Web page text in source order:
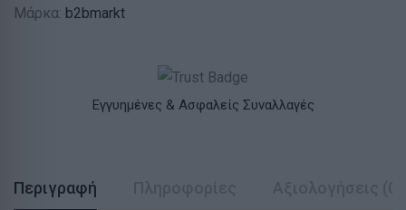
Μάρκα: b2bmarkt
Εγγυημένες & Ασφαλείς Συναλλαγές
Περιγραφή